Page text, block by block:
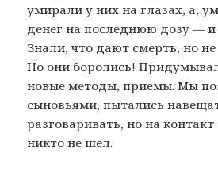
умирали у них на глазах, а,
денег на последнюю дозу — и
Знали, что дают смерть, но
Но они боролись!
новые методы, приемы. Мы
сыновьями, пытались
разговаривать, но на
никто не шел.